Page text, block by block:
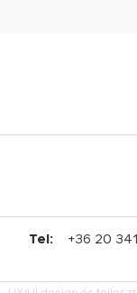
Tel: +36 20